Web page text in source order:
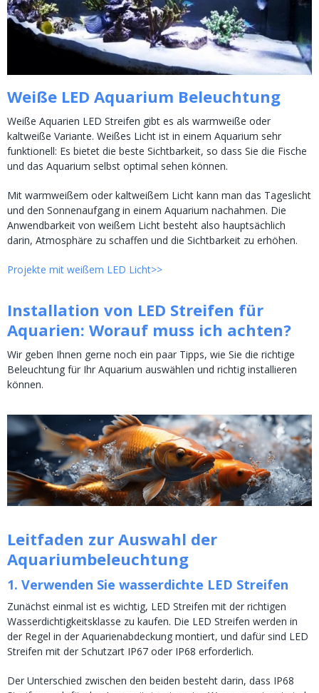
Weiße LED Aquarium Beleuchtung
Weiße Aquarien LED Streifen gibt es als warmweiße oder
kaltweiße Variante. Weißes Licht ist in einem Aquarium sehr
funktionell: Es bietet die beste Sichtbarkeit, so dass Sie die Fische
und das Aquarium selbst optimal sehen können.
Mit warmweißem oder kaltweißem Licht kann man das Tageslicht
und den Sonnenaufgang in einem Aquarium nachahmen. Die
Anwendbarkeit von weißem Licht besteht also hauptsächlich
darin, Atmosphäre zu schaffen und die Sichtbarkeit zu erhöhen.
Projekte mit weißem LED Licht>>
Installation von LED Streifen für
Aquarien: Worauf muss ich achten?
Wir geben Ihnen gerne noch ein paar Tipps, wie Sie die richtige
Beleuchtung für Ihr Aquarium auswählen und richtig installieren
können.
Leitfaden zur Auswahl der
Aquariumbeleuchtung
1. Verwenden Sie wasserdichte LED Streifen
Zunächst einmal ist es wichtig, LED Streifen mit der richtigen
Wasserdichtigkeitsklasse zu kaufen. Die LED Streifen werden in
der Regel in der Aquarienabdeckung montiert, und dafür sind LED
Streifen mit der Schutzart IP67 oder IP68 erforderlich.
Der Unterschied zwischen den beiden besteht darin, dass IP68